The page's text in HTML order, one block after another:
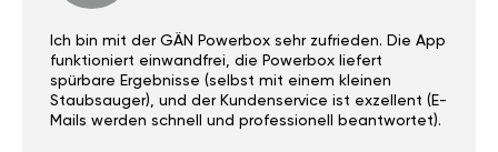
Ich bin mit der GÄN Powerbox sehr zufrieden. Die App
funktioniert einwandfrei, die Powerbox liefert
spürbare Ergebnisse (selbst mit einem kleinen
Staubsauger), und der Kundenservice ist exzellent (E-
Mails werden schnell und professionell beantwortet).